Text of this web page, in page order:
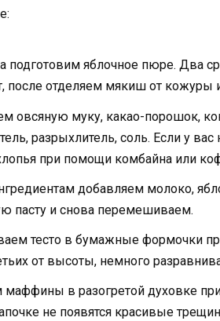
подготовим яблочное пюре. Два
после отделяем мякиш от кожуры
овсяную муку, какао-порошок,
разрыхлитель, соль. Если у
при помощи комбайна или
добавляем молоко,
пасту и снова перемешиваем.
тесто в бумажные формочки
от высоты, немного
в разогретой духовке
не появятся красивые